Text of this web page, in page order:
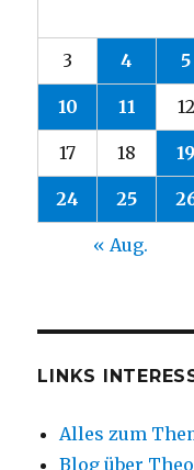
3 4 5
10 11 12
17 18 19
24 25
« Aug.
LINKS
Alles zum
Blog über